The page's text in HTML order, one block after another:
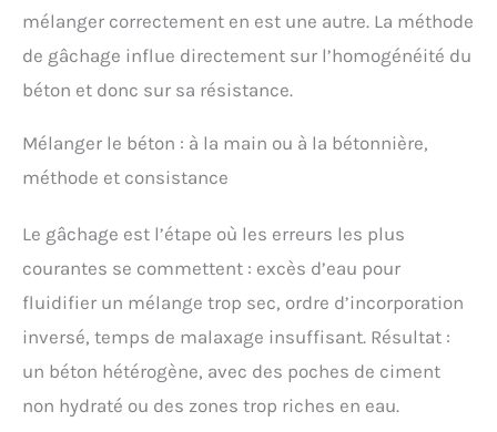
France par un expert reconnu du bâtiment.
mélanger correctement en est une autre. La méthode
de gâchage influe directement sur l’homogénéité du
béton et donc sur sa résistance.
Mélanger le béton : à la main ou à la bétonnière,
méthode et consistance
Le gâchage est l’étape où les erreurs les plus
courantes se commettent : excès d’eau pour
fluidifier un mélange trop sec, ordre d’incorporation
inversé, temps de malaxage insuffisant. Résultat :
un béton hétérogène, avec des poches de ciment
non hydraté ou des zones trop riches en eau.